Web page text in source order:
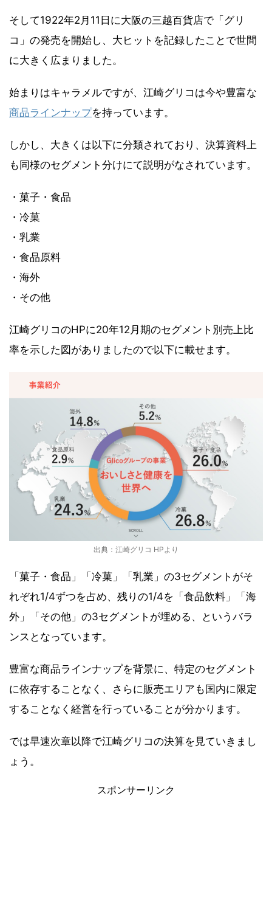
そして1922年2月11日に大阪の三越百貨店で「グリ
コ」の発売を開始し、大ヒットを記録したことで世間
に大きく広まりました。
始まりはキャラメルですが、江崎グリコは今や豊富な
商品ラインナップを持っています。
しかし、大きくは以下に分類されており、決算資料上
も同様のセグメント分けにて説明がなされています。
・菓子・食品
・冷菓
・乳業
・食品原料
・海外
・その他
江崎グリコのHPに20年12月期のセグメント別売上比
率を示した図がありましたので以下に載せます。
出典：江崎グリコ HPより
「菓子・食品」「冷菓」「乳業」の3セグメントがそ
れぞれ1/4ずつを占め、残りの1/4を「食品飲料」「海
外」「その他」の3セグメントが埋める、というバラ
ンスとなっています。
豊富な商品ラインナップを背景に、特定のセグメント
に依存することなく、さらに販売エリアも国内に限定
することなく経営を行っていることが分かります。
では早速次章以降で江崎グリコの決算を見ていきまし
ょう。
スポンサーリンク